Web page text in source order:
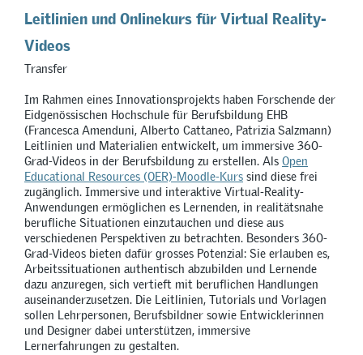
Leitlinien und Onlinekurs für Virtual Reality-
Videos
Transfer
Im Rahmen eines Innovationsprojekts haben Forschende der
Eidgenössischen Hochschule für Berufsbildung EHB
(Francesca Amenduni, Alberto Cattaneo, Patrizia Salzmann)
Leitlinien und Materialien entwickelt, um immersive 360-
Grad-Videos in der Berufsbildung zu erstellen. Als Open
Educational Resources (OER)-Moodle-Kurs sind diese frei
zugänglich. Immersive und interaktive Virtual-Reality-
Anwendungen ermöglichen es Lernenden, in realitätsnahe
berufliche Situationen einzutauchen und diese aus
verschiedenen Perspektiven zu betrachten. Besonders 360-
Grad-Videos bieten dafür grosses Potenzial: Sie erlauben es,
Arbeitssituationen authentisch abzubilden und Lernende
dazu anzuregen, sich vertieft mit beruflichen Handlungen
auseinanderzusetzen. Die Leitlinien, Tutorials und Vorlagen
sollen Lehrpersonen, Berufsbildner sowie Entwicklerinnen
und Designer dabei unterstützen, immersive
Lernerfahrungen zu gestalten.